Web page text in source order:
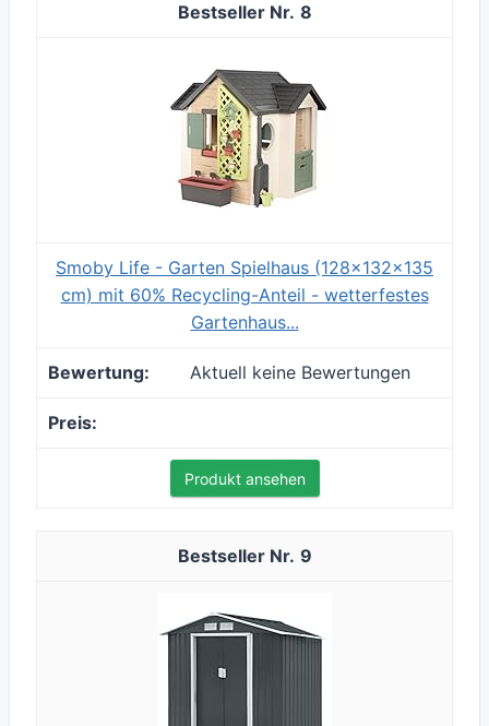
8
Smoby Life - Garten Spielhaus (128x132x135
cm) mit 60% Recycling-Anteil - wetterfestes
Gartenhaus...
Aktuell keine Bewertungen
Produkt ansehen
9